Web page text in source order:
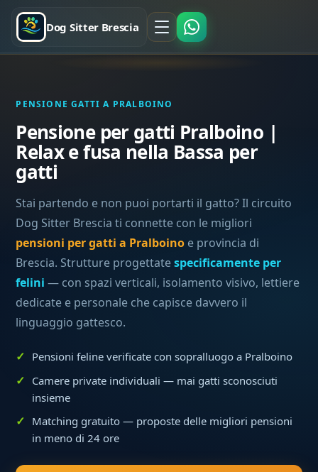
Dog Sitter Brescia
PENSIONE GATTI A PRALBOINO
Pensione per gatti Pralboino |
Relax e fusa nella Bassa per
gatti
Stai partendo e non puoi portarti il gatto? Il circuito
Dog Sitter Brescia ti connette con le migliori
pensioni per gatti a Pralboino e provincia di
Brescia. Strutture progettatespecificamente per
felini — con spazi verticali, isolamento visivo, lettiere
dedicate e personale che capisce davvero il
linguaggio gattesco.
Pensioni feline verificate con sopralluogo a Pralboino
Camere private individuali — mai gatti sconosciuti
insieme
Matching gratuito — proposte delle migliori pensioni
in meno di 24 ore